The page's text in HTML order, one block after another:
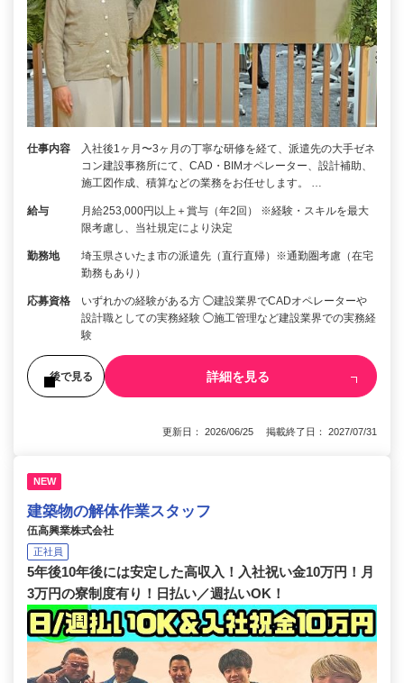
仕事内容
入社後1ヶ月〜3ヶ月の丁寧な研修を経て、派遣先の大手ゼネ
コン建設事務所にて、CAD・BIMオペレーター、設計補助、
施工図作成、積算などの業務をお任せします。 …
給与
月給253,000円以上＋賞与（年2回） ※経験・スキルを最大
限考慮し、当社規定により決定
勤務地
埼玉県さいたま市の派遣先（直行直帰）※通勤圏考慮（在宅
勤務もあり）
応募資格
いずれかの経験がある方 ◯建設業界でCADオペレーターや
設計職としての実務経験 ◯施工管理など建設業界での実務経
験
後で見る 詳細を見る
更新日： 2026/06/25 掲載終了日： 2027/07/31
NEW
建築物の解体作業スタッフ
伍高興業株式会社
正社員
5年後10年後には安定した高収入！入社祝い金10万円！月
3万円の寮制度有り！日払い／週払いOK！